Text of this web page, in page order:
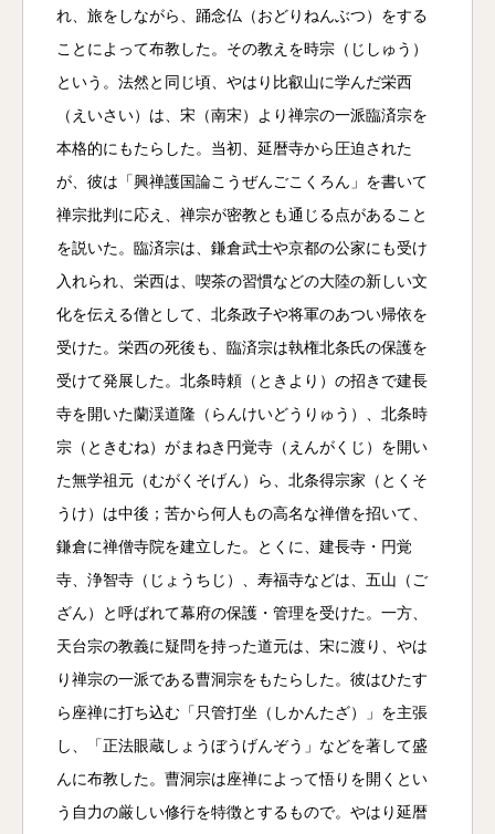
れ、旅をしながら、踊念仏（おどりねんぶつ）をする
ことによって布教した。その教えを時宗（じしゅう）
という。法然と同じ頃、やはり比叡山に学んだ栄西
（えいさい）は、宋（南宋）より禅宗の一派臨済宗を
本格的にもたらした。当初、延暦寺から圧迫された
が、彼は「興禅護国論こうぜんごこくろん」を書いて
禅宗批判に応え、禅宗が密教とも通じる点があること
を説いた。臨済宗は、鎌倉武士や京都の公家にも受け
入れられ、栄西は、喫茶の習慣などの大陸の新しい文
化を伝える僧として、北条政子や将軍のあつい帰依を
受けた。栄西の死後も、臨済宗は執権北条氏の保護を
受けて発展した。北条時頼（ときより）の招きで建長
寺を開いた蘭渓道隆（らんけいどうりゅう）、北条時
宗（ときむね）がまねき円覚寺（えんがくじ）を開い
た無学祖元（むがくそげん）ら、北条得宗家（とくそ
うけ）は中後；苦から何人もの高名な禅僧を招いて、
鎌倉に禅僧寺院を建立した。とくに、建長寺・円覚
寺、浄智寺（じょうちじ）、寿福寺などは、五山（ご
ざん）と呼ばれて幕府の保護・管理を受けた。一方、
天台宗の教義に疑問を持った道元は、宋に渡り、やは
り禅宗の一派である曹洞宗をもたらした。彼はひたす
ら座禅に打ち込む「只管打坐（しかんたざ）」を主張
し、「正法眼蔵しょうぼうげんぞう」などを著して盛
んに布教した。曹洞宗は座禅によって悟りを開くとい
う自力の厳しい修行を特徴とするもので。やはり延暦